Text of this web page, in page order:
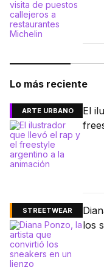
Lo más reciente
ARTE URBANO
El
STREETWEAR
los